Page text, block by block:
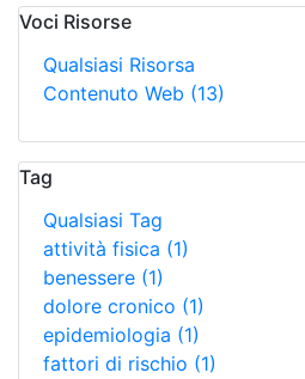
Voci Risorse
Qualsiasi Risorsa
Contenuto Web (13)
Tag
Qualsiasi Tag
attività fisica (1)
benessere (1)
dolore cronico (1)
epidemiologia (1)
fattori di rischio (1)